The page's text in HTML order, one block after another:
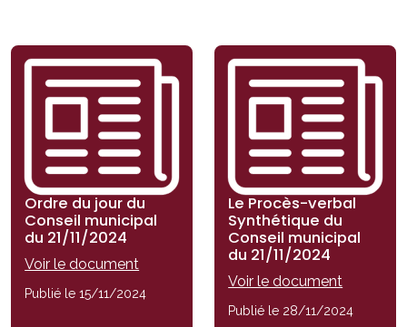
Ordre du jour du
Conseil municipal
du 21/11/2024
Voir le document
Publié le 15/11/2024
Le Procès-verbal
Synthétique du
Conseil municipal
du 21/11/2024
Voir le document
Publié le 28/11/2024